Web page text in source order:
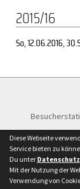
2015/16
So, 12.06.2016,
Diese Webseite
Service bieten zu
Du unter Datenschutz
Mit der Nutzung der
Verwendung von